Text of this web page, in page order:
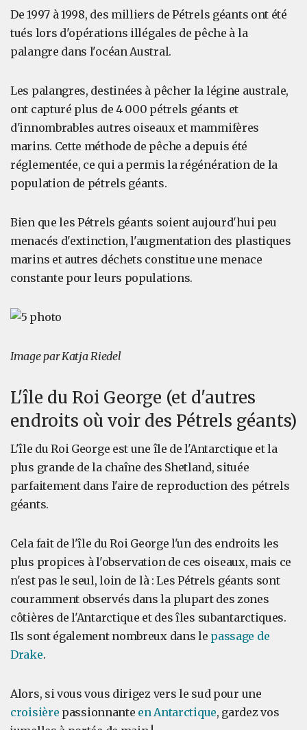
De 1997 à 1998, des milliers de Pétrels géants ont été
tués lors d'opérations illégales de pêche à la
palangre dans l'océan Austral.
Les palangres, destinées à pêcher la légine australe,
ont capturé plus de 4 000 pétrels géants et
d'innombrables autres oiseaux et mammifères
marins. Cette méthode de pêche a depuis été
réglementée, ce qui a permis la régénération de la
population de pétrels géants.
Bien que les Pétrels géants soient aujourd'hui peu
menacés d'extinction, l'augmentation des plastiques
marins et autres déchets constitue une menace
constante pour leurs populations.
Image par Katja Riedel
L'île du Roi George (et d'autres
endroits où voir des Pétrels géants)
L'île du Roi George est une île de l'Antarctique et la
plus grande de la chaîne des Shetland, située
parfaitement dans l'aire de reproduction des pétrels
géants.
Cela fait de l'île du Roi George l'un des endroits les
plus propices à l'observation de ces oiseaux, mais ce
n'est pas le seul, loin de là : Les Pétrels géants sont
couramment observés dans la plupart des zones
côtières de l'Antarctique et des îles subantarctiques.
Ils sont également nombreux dans le passage de
Drake.
Alors, si vous vous dirigez vers le sud pour une
croisière passionnante en Antarctique, gardez vos